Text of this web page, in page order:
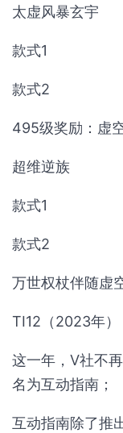
太虚风暴玄宇
款式1
款式2
495级奖励：虚
超维逆族
款式1
款式2
万世权杖伴随虚
TI12（2023年）
这一年，V社不
名为互动指南；
互动指南除了推